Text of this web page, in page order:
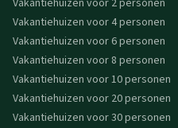
Vakantiehuizen voor 2 personen
Vakantiehuizen voor 4 personen
Vakantiehuizen voor 6 personen
Vakantiehuizen voor 8 personen
Vakantiehuizen voor 10 personen
Vakantiehuizen voor 20 personen
Vakantiehuizen voor 30 personen